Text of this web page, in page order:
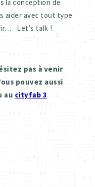
la conception de
aider avec tout type
Let’s talk !
pas à venir
pouvez aussi
au cityfab 3